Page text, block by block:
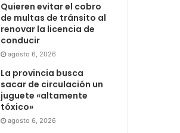
Quieren evitar el cobro
de multas de tránsito al
renovar la licencia de
conducir
agosto 6, 2026
La provincia busca
sacar de circulación un
juguete «altamente
tóxico»
agosto 6, 2026